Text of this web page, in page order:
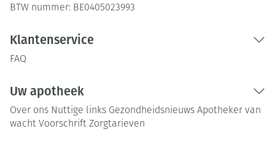
BTW nummer: BE0405023993
Klantenservice
FAQ
Uw apotheek
Over ons Nuttige links Gezondheidsnieuws Apotheker van
wacht Voorschrift Zorgtarieven